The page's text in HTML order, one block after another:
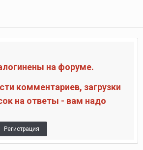
на форуме.
комментариев, загрузки
на ответы - вам надо
Регистрация